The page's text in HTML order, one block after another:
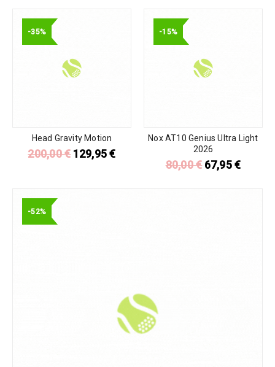
-35%
Head Gravity Motion
200,00€ 129,95€
-15%
Nox AT10 Genius Ultra Light
2026
80,00€ 67,95€
-52%